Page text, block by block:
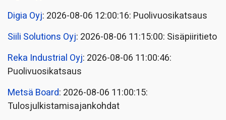
Digia Oyj: 2026-08-06 12:00:16: Puolivuosikatsaus
Siili Solutions Oyj: 2026-08-06 11:15:00: Sisäpiiritieto
Reka Industrial Oyj: 2026-08-06 11:00:46:
Puolivuosikatsaus
Metsä Board: 2026-08-06 11:00:15:
Tulosjulkistamisajankohdat